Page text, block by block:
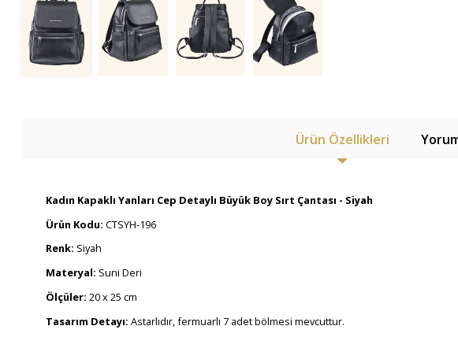
Ürün Özellikleri
Kadın Kapaklı Yanları Cep Detaylı Büyük Boy Sırt Çantası - Siyah
Ürün Kodu: CTSYH-196
Renk: Siyah
Materyal: Suni Deri
Ölçüler: 20 x 25 cm
Tasarım Detayı: Astarlıdır, fermuarlı 7 adet bölmesi mevcuttur.